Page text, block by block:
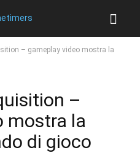
– gameplay video mostra la
–
mostra la
di gioco